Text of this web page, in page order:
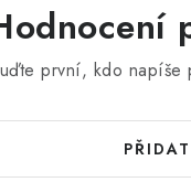
první, kdo napíše